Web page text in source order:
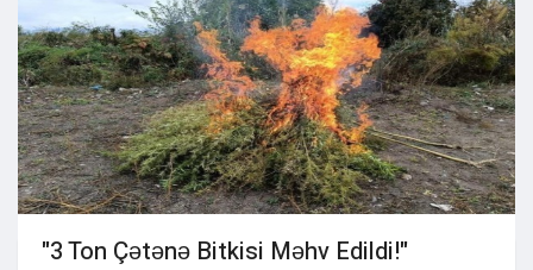
"3 Ton Çətənə Bitkisi Məhv Edildi!"